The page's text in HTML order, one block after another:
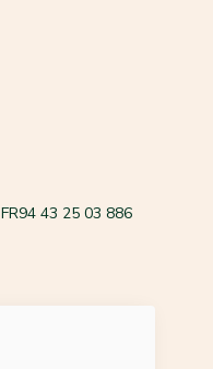
FR94 43 25 03 886